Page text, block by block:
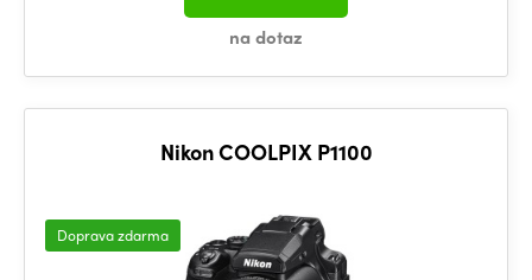
na dotaz
Nikon COOLPIX P1100
Doprava zdarma